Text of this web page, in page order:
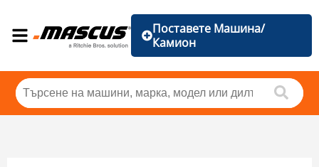
Поставете Машина/
Камион